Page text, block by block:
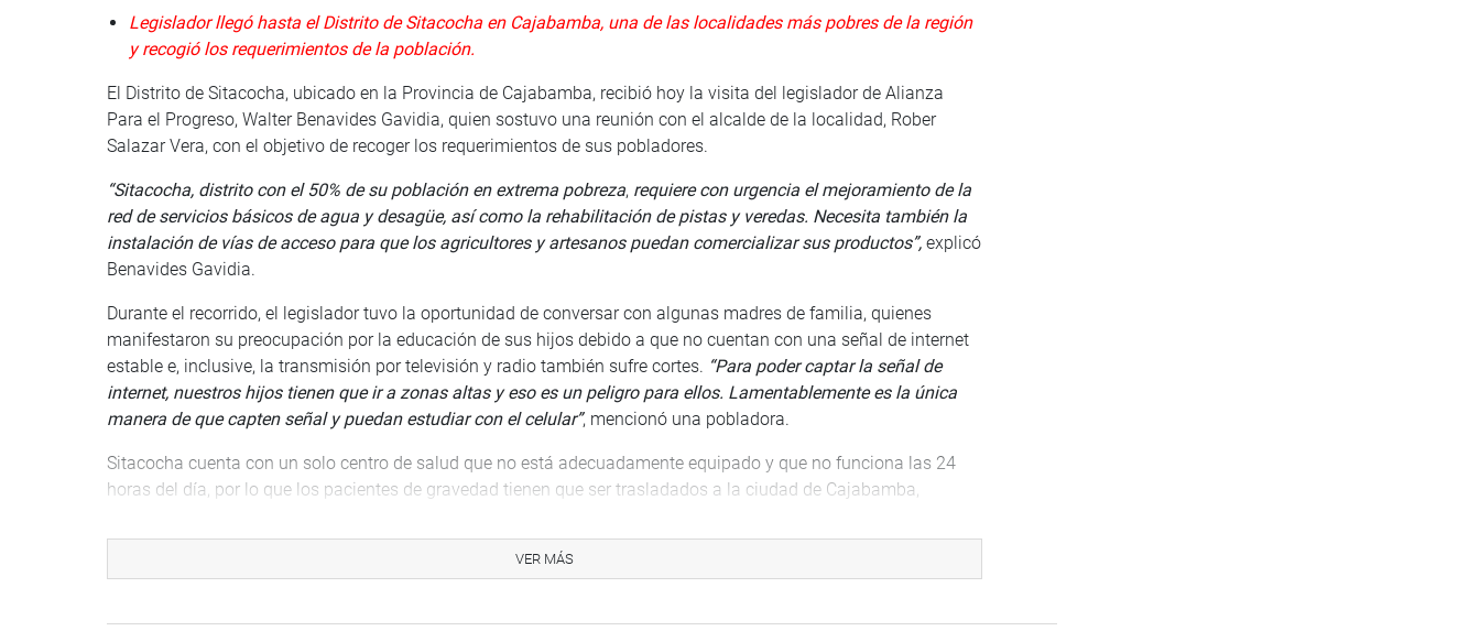
Legislador llegó hasta el Distrito de Sitacocha en Cajabamba, una de las localidades más pobres de la región
y recogió los requerimientos de la población.
El Distrito de Sitacocha, ubicado en la Provincia de Cajabamba, recibió hoy la visita del legislador de Alianza
Para el Progreso, Walter Benavides Gavidia, quien sostuvo una reunión con el alcalde de la localidad, Rober
Salazar Vera, con el objetivo de recoger los requerimientos de sus pobladores.
“Sitacocha, distrito con el 50% de su población en extrema pobreza, requiere con urgencia el mejoramiento de la
red de servicios básicos de agua y desagüe, así como la rehabilitación de pistas y veredas. Necesita también la
instalación de vías de acceso para que los agricultores y artesanos puedan comercializar sus productos”, explicó
Benavides Gavidia.
Durante el recorrido, el legislador tuvo la oportunidad de conversar con algunas madres de familia, quienes
manifestaron su preocupación por la educación de sus hijos debido a que no cuentan con una señal de internet
estable e, inclusive, la transmisión por televisión y radio también sufre cortes. “Para poder captar la señal de
internet, nuestros hijos tienen que ir a zonas altas y eso es un peligro para ellos. Lamentablemente es la única
manera de que capten señal y puedan estudiar con el celular”, mencionó una pobladora.
Sitacocha cuenta con un solo centro de salud que no está adecuadamente equipado y que no funciona las 24
horas del día, por lo que los pacientes de gravedad tienen que ser trasladados a la ciudad de Cajabamba,
mal estado.
VER MÁS